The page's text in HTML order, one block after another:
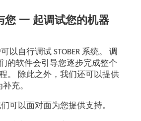
您 一 起调试您的机器
以自行调试 STOBER 系统。 调
的软件会引导您逐步完成整个
。 除此之外，我们还可以提供
充。
可以面对面为您提供支持。